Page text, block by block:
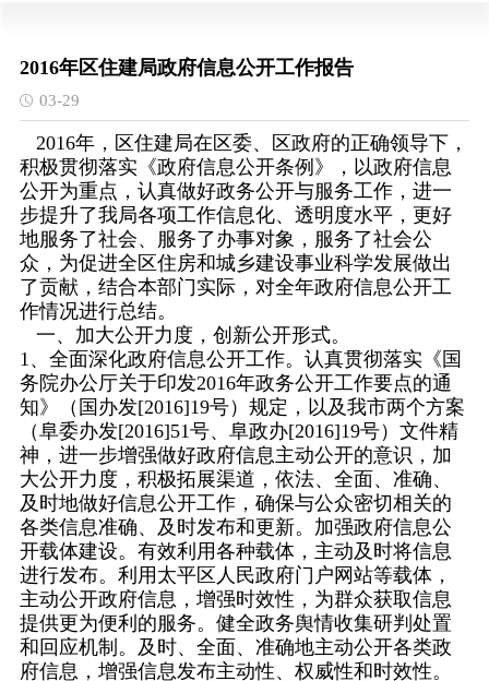
2016年区住建局政府信息公开工作报告
03-29
2016年，区住建局在区委、区政府的正确领导下，
积极贯彻落实《政府信息公开条例》，以政府信息
公开为重点，认真做好政务公开与服务工作，进一
步提升了我局各项工作信息化、透明度水平，更好
地服务了社会、服务了办事对象，服务了社会公
众，为促进全区住房和城乡建设事业科学发展做出
了贡献，结合本部门实际，对全年政府信息公开工
作情况进行总结。
一、加大公开力度，创新公开形式。
1、全面深化政府信息公开工作。认真贯彻落实《国
务院办公厅关于印发2016年政务公开工作要点的通
知》（国办发[2016]19号）规定，以及我市两个方案
（阜委办发[2016]51号、阜政办[2016]19号）文件精
神，进一步增强做好政府信息主动公开的意识，加
大公开力度，积极拓展渠道，依法、全面、准确、
及时地做好信息公开工作，确保与公众密切相关的
各类信息准确、及时发布和更新。加强政府信息公
开载体建设。有效利用各种载体，主动及时将信息
进行发布。利用太平区人民政府门户网站等载体，
主动公开政府信息，增强时效性，为群众获取信息
提供更为便利的服务。健全政务舆情收集研判处置
和回应机制。及时、全面、准确地主动公开各类政
府信息，增强信息发布主动性、权威性和时效性。